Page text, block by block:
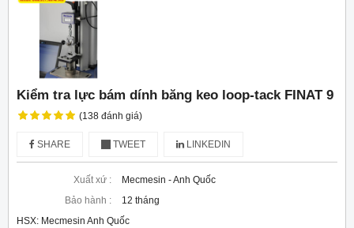
Kiểm tra lực bám dính băng keo loop-tack FINAT 9
(138 đánh giá)
SHARE TWEET LINKEDIN
Xuất xứ :
Mecmesin - Anh Quốc
Bảo hành :
12 tháng
HSX: Mecmesin Anh Quốc